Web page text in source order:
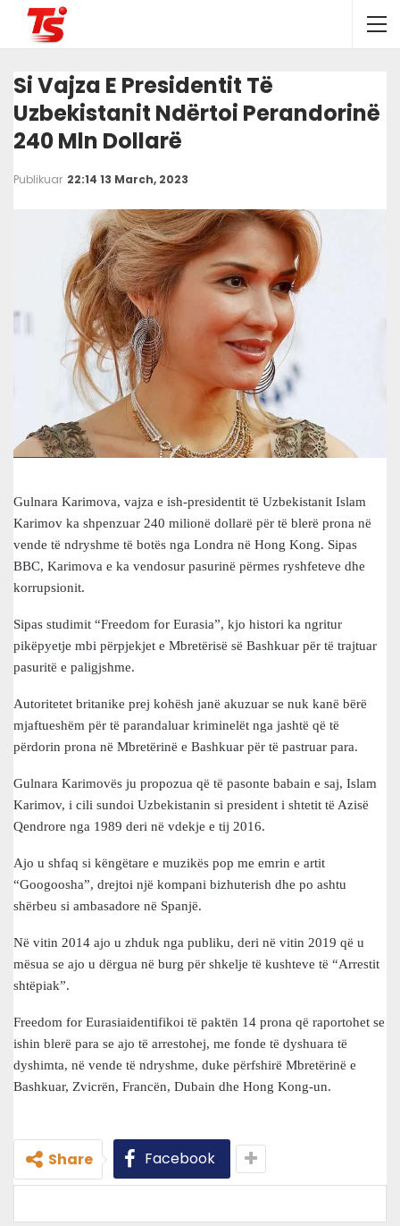
Si Vajza E Presidentit Të
Uzbekistanit Ndërtoi Perandorinë
240 Mln Dollarë
Publikuar 22:14 13 March, 2023
Gulnara Karimova, vajza e ish-presidentit të Uzbekistanit Islam
Karimov ka shpenzuar 240 milionë dollarë për të blerë prona në
vende të ndryshme të botës nga Londra në Hong Kong. Sipas
BBC, Karimova e ka vendosur pasurinë përmes ryshfeteve dhe
korrupsionit.
Sipas studimit “Freedom for Eurasia”, kjo histori ka ngritur
pikëpyetje mbi përpjekjet e Mbretërisë së Bashkuar për të trajtuar
pasuritë e paligjshme.
Autoritetet britanike prej kohësh janë akuzuar se nuk kanë bërë
mjaftueshëm për të parandaluar kriminelët nga jashtë që të
përdorin prona në Mbretërinë e Bashkuar për të pastruar para.
Gulnara Karimovës ju propozua që të pasonte babain e saj, Islam
Karimov, i cili sundoi Uzbekistanin si president i shtetit të Azisë
Qendrore nga 1989 deri në vdekje e tij 2016.
Ajo u shfaq si këngëtare e muzikës pop me emrin e artit
“Googoosha”, drejtoi një kompani bizhuterish dhe po ashtu
shërbeu si ambasadore në Spanjë.
Në vitin 2014 ajo u zhduk nga publiku, deri në vitin 2019 që u
mësua se ajo u dërgua në burg për shkelje të kushteve të “Arrestit
shtëpiak”.
Freedom for Eurasiaidentifikoi të paktën 14 prona që raportohet se
ishin blerë para se ajo të arrestohej, me fonde të dyshuara të
dyshimta, në vende të ndryshme, duke përfshirë Mbretërinë e
Bashkuar, Zvicrën, Francën, Dubain dhe Hong Kong-un.
Share Facebook